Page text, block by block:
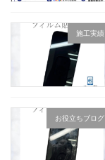
施工実績
お役立ちブログ